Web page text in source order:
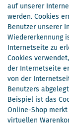
auf unserer
werden. Cookies
Benutzer unserer
Wiedererkennung
Internetseite zu
Cookies
der Internetseite
von der
Benutzers
Beispiel ist das
Online-Shop
virtuellen